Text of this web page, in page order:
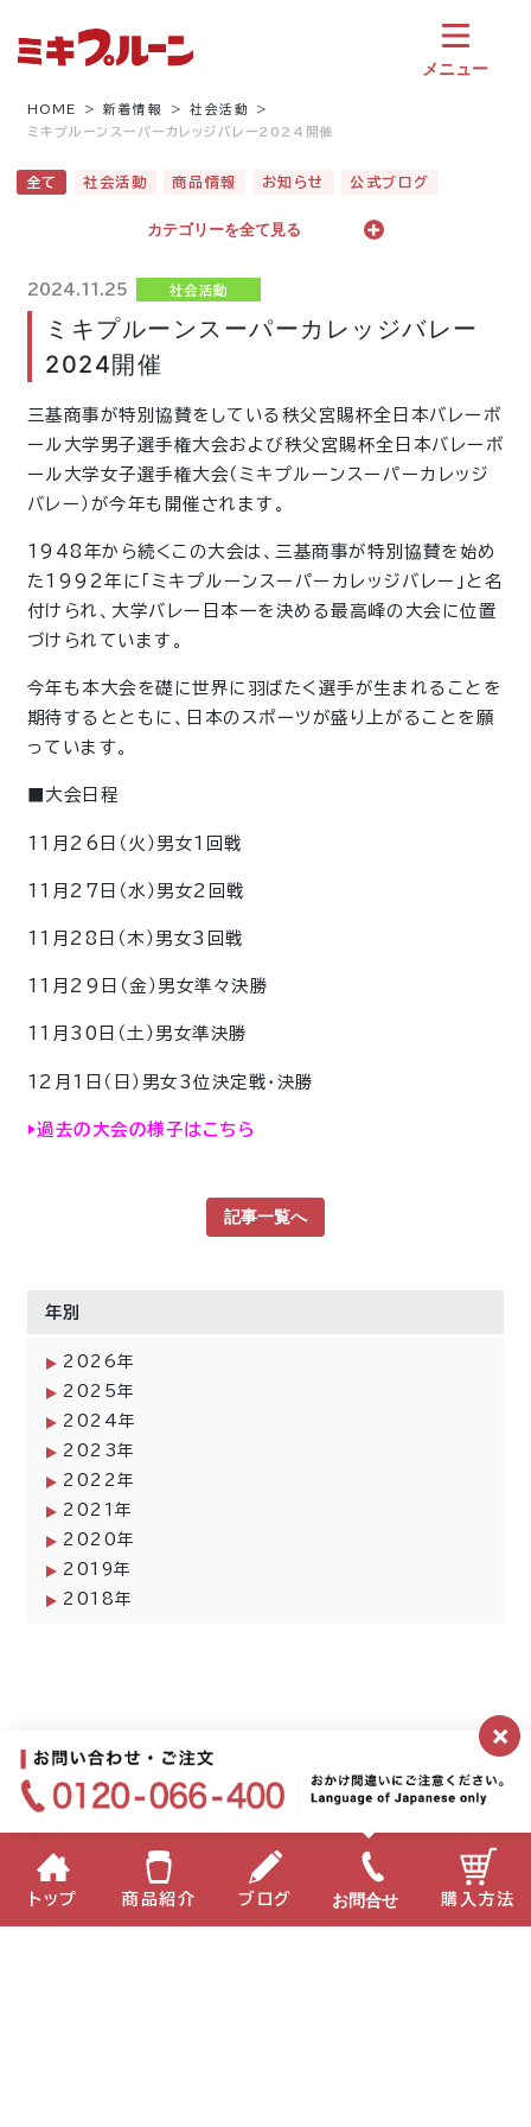
メニュー
HOME 新着情報
社会活動
ミキプルーンスーパーカレッジバレー2024開催
全て 社会活動 商品情報 お知らせ 公式ブログ
カテゴリーを全て見る
2024.11.25 社会活動
ミキプルーンスーパーカレッジバレー
2024開催
三基商事が特別協賛をしている秩父宮賜杯全日本バレーボ
ール大学男子選手権大会および秩父宮賜杯全日本バレーボ
ール大学女子選手権大会（ミキプルーンスーパーカレッジ
バレー）が今年も開催されます。
1948年から続くこの大会は、三基商事が特別協賛を始め
た1992年に「ミキプルーンスーパーカレッジバレー」と名
付けられ、大学バレー日本一を決める最高峰の大会に位置
づけられています。
今年も本大会を礎に世界に羽ばたく選手が生まれることを
期待するとともに、日本のスポーツが盛り上がることを願
っています。
■大会日程
11月26日（火）男女1回戦
11月27日（水）男女2回戦
11月28日（木）男女3回戦
11月29日（金）男女準々決勝
11月30日（土）男女準決勝
12月1日（日）男女3位決定戦・決勝
▶︎過去の大会の様子はこちら
記事一覧へ
年別
2026年
2025年
2024年
2023年
2022年
2021年
2020年
2019年
2018年
×
トップ 商品紹介 ブログ お問合せ 購入方法